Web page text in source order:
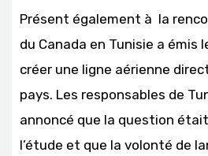
Présent également à la
du Canada en Tunisie a émis
créer une ligne aérienne
pays. Les responsables de
annoncé que la question
l’étude et que la volonté de